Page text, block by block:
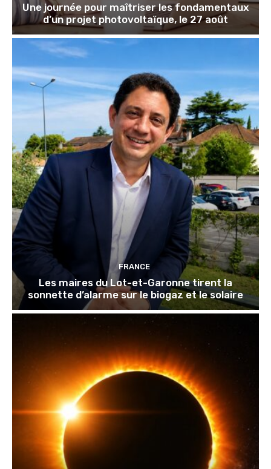
Une journée pour maîtriser les fondamentaux
d’un projet photovoltaïque, le 27 août
FRANCE
Les maires du Lot-et-Garonne tirent la
sonnette d’alarme sur le biogaz et le solaire